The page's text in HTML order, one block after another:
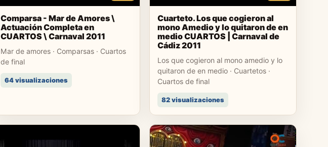
Comparsa - Mar de Amores \
Actuación Completa en
CUARTOS \ Carnaval 2011
Mar de amores · Comparsas · Cuartos
de final
64 visualizaciones
Cuarteto. Los que cogieron al
mono Amedio y lo quitaron de en
medio CUARTOS | Carnaval de
Cádiz 2011
Los que cogieron al mono amedio y lo
quitaron de en medio · Cuartetos ·
Cuartos de final
82 visualizaciones